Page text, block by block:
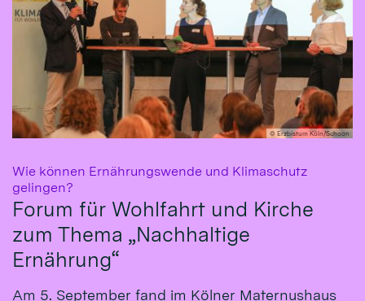
© Erzbistum Köln/Schoon
Wie können Ernährungswende und Klimaschutz
gelingen?
Forum für Wohlfahrt und Kirche
zum Thema „Nachhaltige
Ernährung“
Am 5. September fand im Kölner Maternushaus